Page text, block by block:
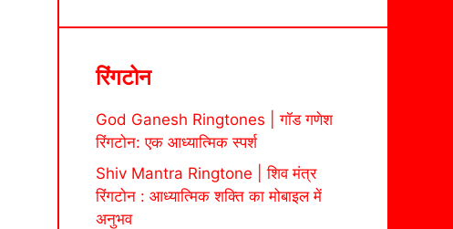
रिंगटोन
God Ganesh Ringtones | गॉड गणेश
रिंगटोन: एक आध्यात्मिक स्पर्श
Shiv Mantra Ringtone | शिव मंत्र
रिंगटोन : आध्यात्मिक शक्ति का मोबाइल में
अनुभव